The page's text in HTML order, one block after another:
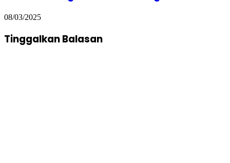
08/03/2025
Tinggalkan Balasan